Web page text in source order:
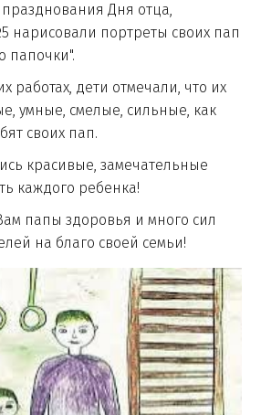
Дня отца,
портреты своих пап
папочки".
работах, дети отмечали, что их
умные, смелые, сильные, как
своих пап.
замечательные
каждого ребенка!
здоровья и много сил
на благо своей семьи!